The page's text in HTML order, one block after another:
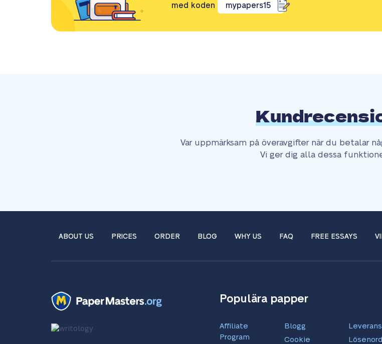
med koden mypapers15
Var uppmärksam på överavgifter när du betalar
Vi ger dig alla dessa
ABOUT US PRICES ORDER BLOG WHY US FAQ FREE ESSAYS
Populära papper
Affiliate
Program
Blogg
Cookie
Lösenord